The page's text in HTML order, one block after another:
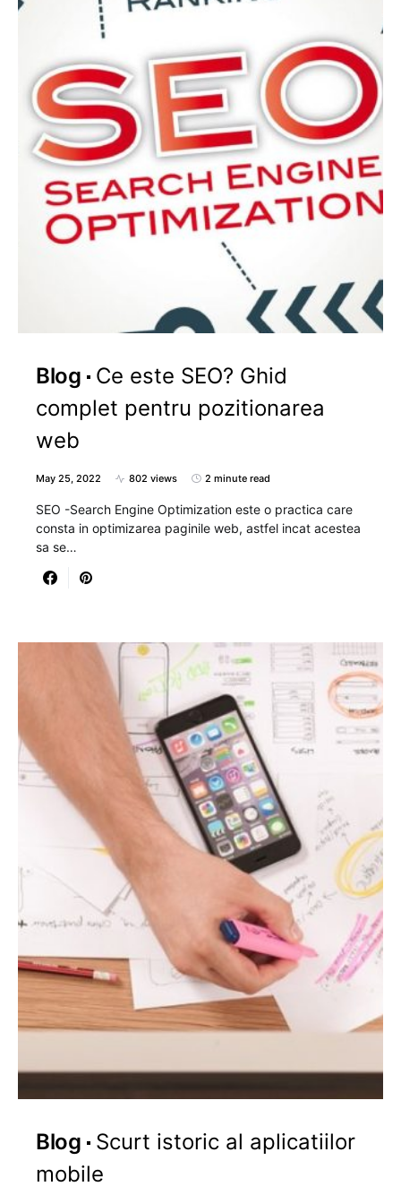
Blog
Ce este SEO? Ghid
complet pentru pozitionarea
web
May 25, 2022 802 views 2 minute read
SEO -Search Engine Optimization este o practica care
consta in optimizarea paginile web, astfel incat acestea
sa se…
Blog
Scurt istoric al aplicatiilor
mobile